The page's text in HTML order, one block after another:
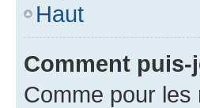
Haut
Comment
Comme pour